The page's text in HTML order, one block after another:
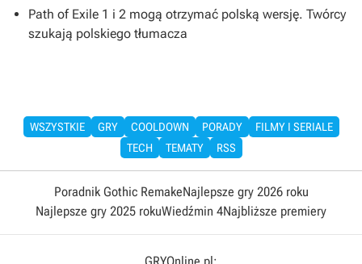
Path of Exile 1 i 2 mogą otrzymać polską wersję. Twórcy
szukają polskiego tłumacza
WSZYSTKIE GRY COOLDOWN PORADY
FILMY I SERIALE
TECH
TEMATY RSS
Poradnik Gothic RemakeNajlepsze gry 2026 roku
Najlepsze gry 2025 rokuWiedźmin 4Najbliższe premiery